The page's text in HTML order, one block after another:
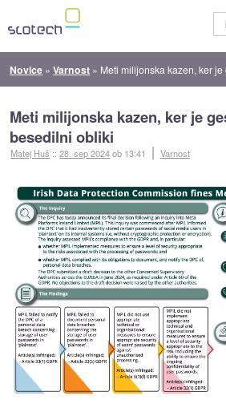
Novice »Varnost » Meti milijonska kazen, ker
Meti milijonska kazen, ker je
besedilni obliki
Matej Huš ::28. sep 2024ob 13:41 Varnost